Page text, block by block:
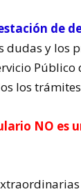
de
dudas y los
los
NO es